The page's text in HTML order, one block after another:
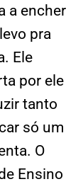
a encher
pra
Ele
por ele
tanto
só um
O
Ensino